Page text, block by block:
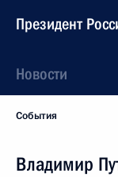
Президент
Новости
События
Владимир